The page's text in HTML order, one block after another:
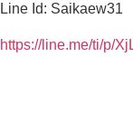
Line Id: Saikaew31
https://line.me/ti/p/